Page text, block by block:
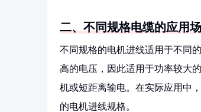
二、不同规格电缆的应用
不同规格的电机进线适用于不同
高的电压，因此适用于功率较大
机或短距离输电。在实际应用中
的电机进线规格。